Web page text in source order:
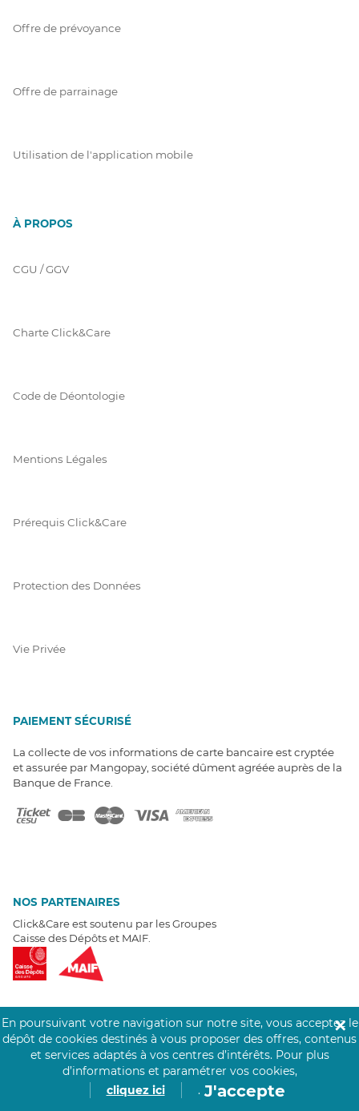
Offre de prévoyance
Offre de parrainage
Utilisation de l'application mobile
À PROPOS
CGU / GGV
Charte Click&Care
Code de Déontologie
Mentions Légales
Prérequis Click&Care
Protection des Données
Vie Privée
PAIEMENT SÉCURISÉ
La collecte de vos informations de carte bancaire est cryptée
et assurée par Mangopay, société dûment agréée auprès de la
Banque de France.
NOS PARTENAIRES
Click&Care est soutenu par les Groupes
Caisse des Dépôts et MAIF.
EXPERTS À VOTRE ÉCOUTE
Un besoin de recrutement ? Click&Care vous accompagne par
téléphone 7/7.
Être rappelé aujourd'hui
En poursuivant votre navigation sur notre site, vous acceptez le
dépôt de cookies destinés à vous proposer des offres, contenus
et services adaptés à vos centres d’intérêts. Pour plus
d’informations et paramétrer vos cookies,
cliquez ici
. J'accepte
✕